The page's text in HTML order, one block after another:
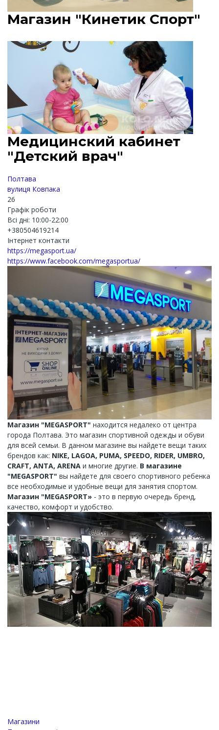
Магазин "Кинетик Спорт"
Медицинский кабинет
"Детский врач"
Полтава
вулиця Ковпака
26
Графік роботи
Всі дні: 10:00-22:00
+380504619214
Інтернет контакти
https://megasport.ua/
https://www.facebook.com/megasportua/
Магазин "MEGASPORT" находится недалеко от центра
города Полтава. Это магазин спортивной одежды и обуви
для всей семьи. В данном магазине вы найдете вещи таких
брендов как: NIKE, LAGOA, PUMA, SPEEDO, RIDER, UMBRO,
CRAFT, ANTA, ARENA и многие другие. В магазине
"MEGASPORT" вы найдете для своего спортивного ребенка
все необходимые и удобные вещи для занятия спортом.
Магазин "MEGASPORT» - это в первую очередь бренд,
качество, комфорт и удобство.
Магазини